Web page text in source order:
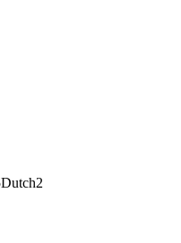
Dutch2